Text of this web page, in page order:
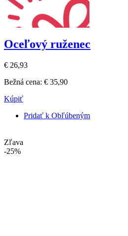
Oceľový ruženec
€ 26,93
Bežná cena: € 35,90
Kúpiť
Pridať k Obľúbeným
Zľava
-25%